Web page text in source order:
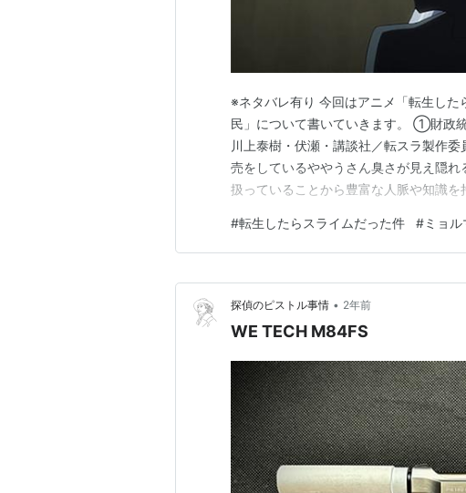
※ネタバレ有り 今回はアニメ「転生し
民」について書いていきます。 ①財政
川上泰樹・伏瀬・講談社／転スラ製作
売をしているややうさん臭さが見え隠
扱っていることから豊富な人脈や知識
に襲われているところをリムルに助けら
を果たすことに。回復役をメインに商
#転生したらスライムだった件 #ミョ
探偵のピストル事情 • 2年前
WE TECH M84FS